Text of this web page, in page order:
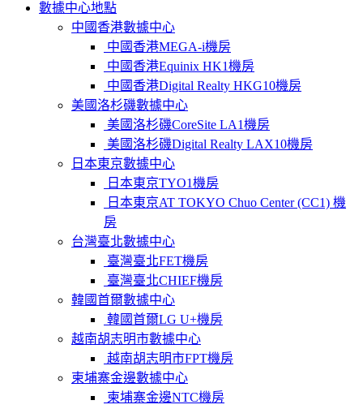
數據中心地點
中國香港數據中心
中國香港MEGA-i機房
中國香港Equinix HK1機房
中國香港Digital Realty HKG10機房
美國洛杉磯數據中心
美國洛杉磯CoreSite LA1機房
美國洛杉磯Digital Realty LAX10機房
日本東京數據中心
日本東京TYO1機房
日本東京AT TOKYO Chuo Center (CC1) 機
房
台灣臺北數據中心
臺灣臺北FET機房
臺灣臺北CHIEF機房
韓國首爾數據中心
韓國首爾LG U+機房
越南胡志明市數據中心
越南胡志明市FPT機房
柬埔寨金邊數據中心
柬埔寨金邊NTC機房